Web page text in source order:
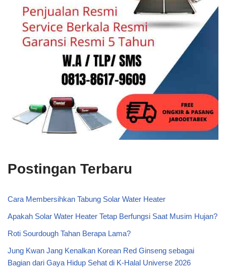
Postingan Terbaru
Cara Membersihkan Tabung Solar Water Heater
Apakah Solar Water Heater Tetap Berfungsi Saat Musim Hujan?
Roti Sourdough Tahan Berapa Lama?
Jung Kwan Jang Kenalkan Korean Red Ginseng sebagai
Bagian dari Gaya Hidup Sehat di K-Halal Universe 2026